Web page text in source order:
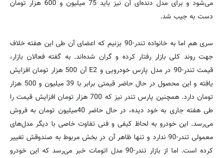
می‌شود و برای مدل دنده‌ای آن نیز باید 75 میلیون و 600 هزار تومان
دست به جیب شد.
سری هم اما به خانواده تندر-90 بزنیم که اعضای آن طی این هفته خلاف
جهت روند کلی بازار رفتار کرده و گران شده‌اند. به گفته فعالان بازار،
قیمت تندر-90 در مدل پارس خودرویی و E2 آن 500 هزار تومان افزایش
یافته و این محصول در حال حاضر قیمتی برابر با 39 میلیون و 500 هزار
تومان دارد. همچنین پارس تندر نیز که 700 هزار تومان افزایش قیمت را
طی هفته جاری به خود دیده، در حال حاضر 40میلیون تومان به فروش
می‌رسد. این خودرو به لحاظ کیفی و فنی تفاوت خاصی با دیگر مدل‌های
معمولی تندر-90 ندارد و تنها ظاهر آن در بخش مربوط به صندوقش تغییر
کرده است. اما از بازار تندر-90 مدل اتومات خبر می‌رسد که این خودرو